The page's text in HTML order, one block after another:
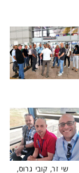
שי זר, קובי גרוס,